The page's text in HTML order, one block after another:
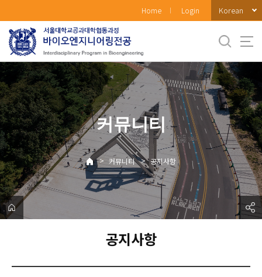
로
메
뉴
Home Login Korean
커뮤니티
> 커뮤니티 > 공지사항
공지사항